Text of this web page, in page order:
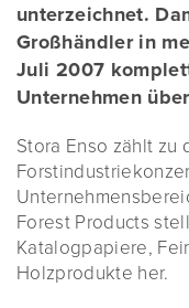
unterzeichnet.
Großhändler in
Juli 2007
Unternehmen
Stora Enso zählt
Forest Products
Katalogpapiere,
Holzprodukte her.